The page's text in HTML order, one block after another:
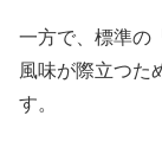
一方で、標準の
風味が際立つた
す。